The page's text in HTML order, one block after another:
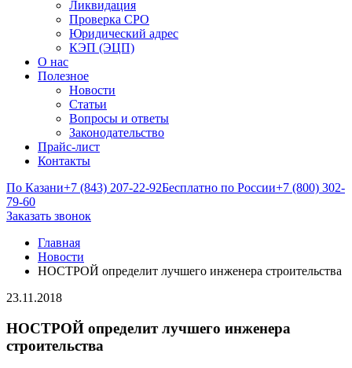
Ликвидация
Проверка СРО
Юридический адрес
КЭП (ЭЦП)
О нас
Полезное
Новости
Статьи
Вопросы и ответы
Законодательство
Прайс-лист
Контакты
По Казани+7 (843) 207-22-92Бесплатно по России+7 (800) 302-
79-60
Заказать звонок
Главная
Новости
НОСТРОЙ определит лучшего инженера строительства
23.11.2018
НОСТРОЙ определит лучшего инженера
строительства